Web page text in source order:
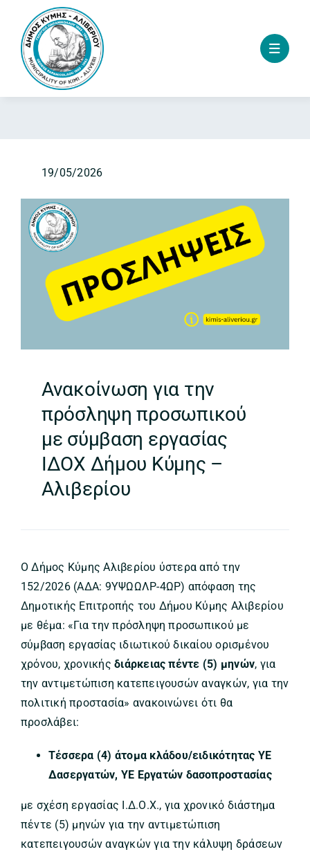
content
19/05/2026
Ανακοίνωση για την
πρόσληψη προσωπικού
με σύμβαση εργασίας
ΙΔΟΧ Δήμου Κύμης –
Αλιβερίου
Ο Δήμος Κύμης Αλιβερίου ύστερα από την
152/2026 (ΑΔΑ: 9ΥΨΩΩΛΡ-4ΩΡ) απόφαση της
Δημοτικής Επιτροπής του Δήμου Κύμης Αλιβερίου
με θέμα: «Για την πρόσληψη προσωπικού με
σύμβαση εργασίας ιδιωτικού δικαίου ορισμένου
χρόνου, χρονικήςδιάρκειας πέντε (5) μηνών, για
την αντιμετώπιση κατεπειγουσών αναγκών, για την
πολιτική προστασία» ανακοινώνει ότι θα
προσλάβει:
Τέσσερα (4) άτομα κλάδου/ειδικότητας ΥΕ
Δασεργατών, ΥΕ Εργατών δασοπροστασίας
με σχέση εργασίας Ι.Δ.Ο.Χ., για χρονικό διάστημα
πέντε (5) μηνών για την αντιμετώπιση
κατεπειγουσών αναγκών για την κάλυψη δράσεων